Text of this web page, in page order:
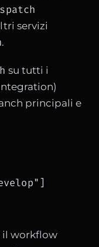
servizi
.
su tutti i
principali e
il workflow